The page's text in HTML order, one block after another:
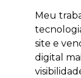
Meu
site e
digital